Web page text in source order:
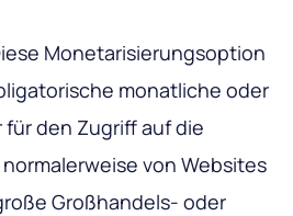
Monetarisierungsoption
monatliche oder
den Zugriff auf die
von Websites
Großhandels- oder